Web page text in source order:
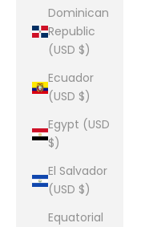
Dominican
Republic
(USD $)
Ecuador
(USD $)
Egypt (USD
$)
El Salvador
(USD $)
Equatorial